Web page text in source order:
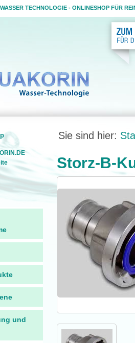
TECHNOLOGIE - ONLINESHOP FÜR
und
Sie sind hier:
Storz-B-